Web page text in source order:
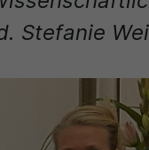
Stefanie